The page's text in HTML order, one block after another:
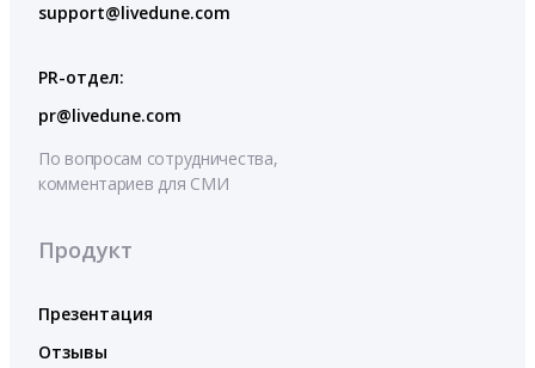
support@livedune.com
PR-отдел:
pr@livedune.com
По вопросам сотрудничества,
комментариев для СМИ
Продукт
Презентация
Отзывы